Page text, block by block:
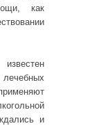
как
и